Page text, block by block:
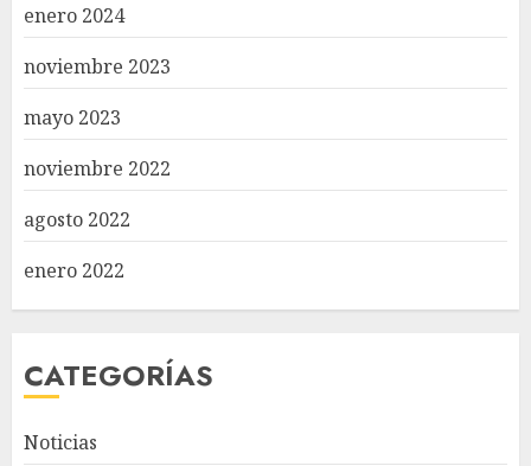
enero 2024
noviembre 2023
mayo 2023
noviembre 2022
agosto 2022
enero 2022
CATEGORÍAS
Noticias